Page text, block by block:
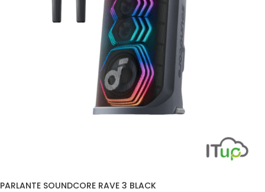
PARLANTE SOUNDCORE RAVE 3 BLACK